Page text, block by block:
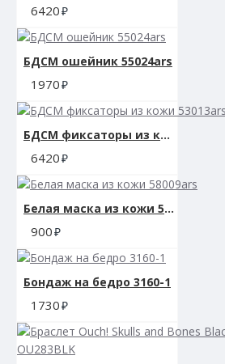
6420
БДСМ ошейник 55024ars
1970
БДСМ фиксаторы из кожи 53013ars
6420
Белая маска из кожи 58009ars
900
Бондаж на бедро 3160-1
1730